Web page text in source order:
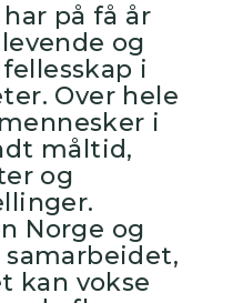
på få år
og
i
Over hele
i
måltid,
og
Norge og
samarbeidet,
kan vokse